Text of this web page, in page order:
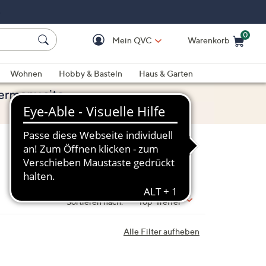
Mein QVC Warenkorb
0
Wohnen Hobby & Basteln
Haus & Garten
Sortieren nach: Top-Treffer
Alle Filter aufheben